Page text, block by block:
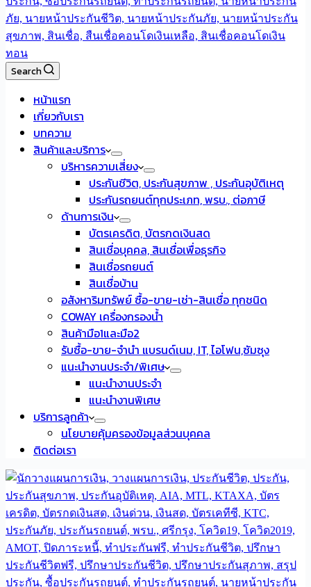
Search
หน้าแรก
เกี่ยวกับเรา
บทความ
สินค้าและบริการ
บริหารความเสี่ยง
ประกันชีวิต, ประกันสุขภาพ , ประกันอุบัติเหตุ
ประกันรถยนต์ทุกประเภท, พรบ., ต่อภาษี
ด้านการเงิน
บัตรเครดิต, บัตรกดเงินสด
สินเชื่อบุคคล, สินเชื่อเพื่อธุรกิจ
สินเชื่อรถยนต์
สินเชื่อบ้าน
อสังหาริมทรัพย์ ซื้อ-ขาย-เช่า-สินเชื่อ ทุกชนิด
COWAY เครื่องกรองน้ำ
สินค้ามือ1และมือ2
รับซื้อ-ขาย-จำนำ แบรนด์เนม, IT, ไอโฟน,ซัมซุง
แนะนำงานประจำ/พิเศษ
แนะนำงานประจำ
แนะนำงานพิเศษ
บริการลูกค้า
นโยบายคุ้มครองข้อมูลส่วนบุคคล
ติดต่อเรา